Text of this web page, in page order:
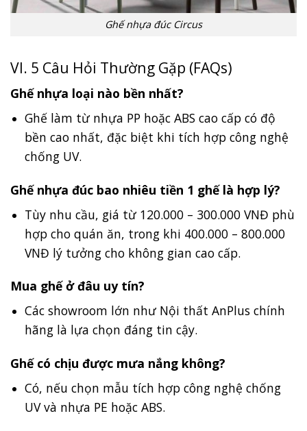
Ghế nhựa đúc Circus
VI. 5 Câu Hỏi Thường Gặp (FAQs)
Ghế nhựa loại nào bền nhất?
Ghế làm từ nhựa PP hoặc ABS cao cấp có độ
bền cao nhất, đặc biệt khi tích hợp công nghệ
chống UV.
Ghế nhựa đúc bao nhiêu tiền 1 ghế là hợp lý?
Tùy nhu cầu, giá từ 120.000 – 300.000 VNĐ phù
hợp cho quán ăn, trong khi 400.000 – 800.000
VNĐ lý tưởng cho không gian cao cấp.
Mua ghế ở đâu uy tín?
Các showroom lớn như Nội thất AnPlus chính
hãng là lựa chọn đáng tin cậy.
Ghế có chịu được mưa nắng không?
Có, nếu chọn mẫu tích hợp công nghệ chống
UV và nhựa PE hoặc ABS.